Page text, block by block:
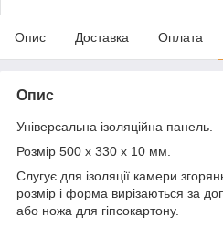
Опис Доставка Оплата
Опис
Універсальна ізоляційна панель.
Розмір 500 х 330 х 10 мм.
Слугує для ізоляції камери
розмір і форма вирізаються за
або ножа для гіпсокартону.